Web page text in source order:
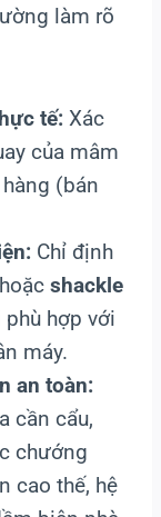
làm rõ
tế: Xác
của mâm
(bán
Chỉ định
shackle
hợp với
máy.
an toàn:
cần cẩu,
chướng
cao thế, hệ